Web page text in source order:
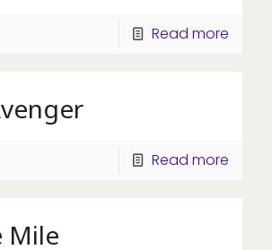
Read more
Read more
Mile